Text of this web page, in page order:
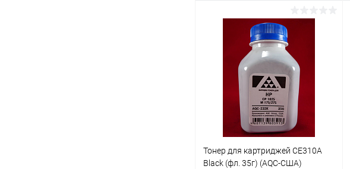
В корзину
Купить в 1 клик Сравнение
В избранное В наличии
Тонер для картриджей CE310A
Black (фл. 35г) (AQC-США)